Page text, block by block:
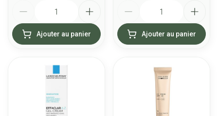
Ajouter au panier Ajouter au panier